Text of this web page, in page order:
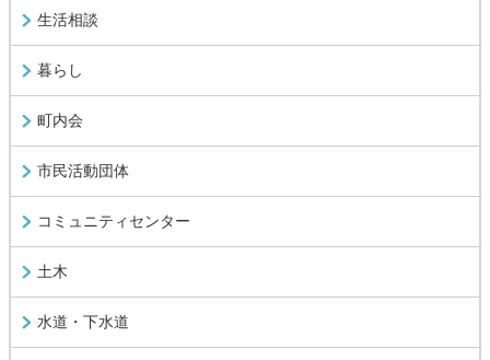
生活相談
暮らし
町内会
市民活動団体
コミュニティセンター
土木
水道・下水道